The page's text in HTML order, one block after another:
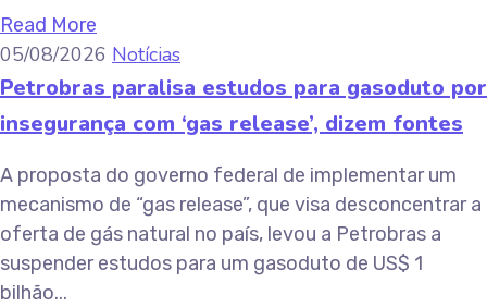
Read More
05/08/2026 Notícias
Petrobras paralisa estudos para gasoduto por
insegurança com ‘gas release’, dizem fontes
A proposta do governo federal de implementar um
mecanismo de “gas release”, que visa desconcentrar a
oferta de gás natural no país, levou a Petrobras a
suspender estudos para um gasoduto de US$ 1
bilhão...